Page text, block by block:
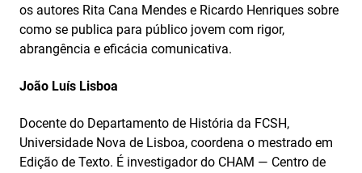
os autores Rita Cana Mendes e Ricardo Henriques sobre
como se publica para público jovem com rigor,
abrangência e eficácia comunicativa.
João Luís Lisboa
Docente do Departamento de História da FCSH,
Universidade Nova de Lisboa, coordena o mestrado em
Edição de Texto. É investigador do CHAM — Centro de